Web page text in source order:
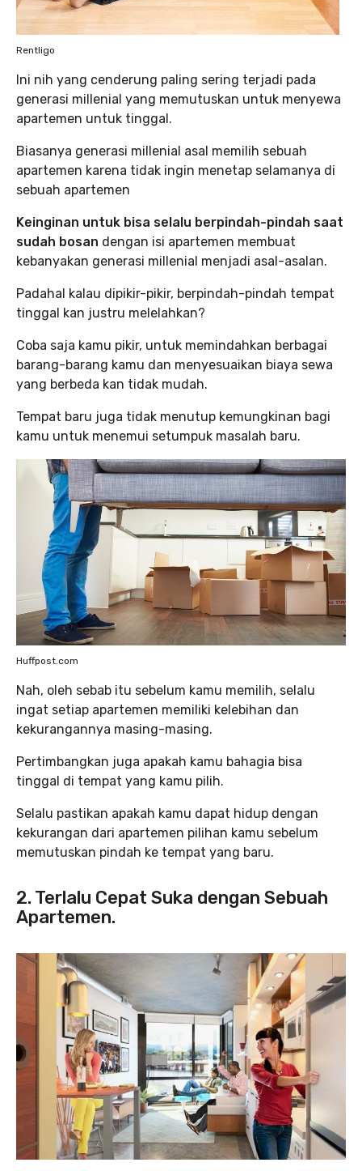
Rentligo
Ini nih yang cenderung paling sering terjadi pada
generasi millenial yang memutuskan untuk menyewa
apartemen untuk tinggal.
Biasanya generasi millenial asal memilih sebuah
apartemen karena tidak ingin menetap selamanya di
sebuah apartemen
Keinginan untuk bisa selalu berpindah-pindah saat
sudah bosan dengan isi apartemen membuat
kebanyakan generasi millenial menjadi asal-asalan.
Padahal kalau dipikir-pikir, berpindah-pindah tempat
tinggal kan justru melelahkan?
Coba saja kamu pikir, untuk memindahkan berbagai
barang-barang kamu dan menyesuaikan biaya sewa
yang berbeda kan tidak mudah.
Tempat baru juga tidak menutup kemungkinan bagi
kamu untuk menemui setumpuk masalah baru.
Huffpost.com
Nah, oleh sebab itu sebelum kamu memilih, selalu
ingat setiap apartemen memiliki kelebihan dan
kekurangannya masing-masing.
Pertimbangkan juga apakah kamu bahagia bisa
tinggal di tempat yang kamu pilih.
Selalu pastikan apakah kamu dapat hidup dengan
kekurangan dari apartemen pilihan kamu sebelum
memutuskan pindah ke tempat yang baru.
2. Terlalu Cepat Suka dengan Sebuah
Apartemen.